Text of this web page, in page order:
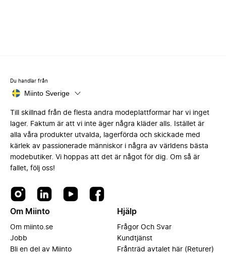
Du handlar från
Miinto Sverige
Till skillnad från de flesta andra modeplattformar har vi inget
lager. Faktum är att vi inte äger några kläder alls. Istället är
alla våra produkter utvalda, lagerförda och skickade med
kärlek av passionerade människor i några av världens bästa
modebutiker. Vi hoppas att det är något för dig. Om så är
fallet, följ oss!
Om Miinto
Om miinto.se
Jobb
Bli en del av Miinto
Hjälp
Frågor Och Svar
Kundtjänst
Frånträd avtalet här (Returer)